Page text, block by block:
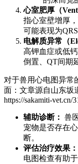
心室肥厚（
指心室壁增厚
可能表现为
电解质异常（
高钾血症或低
倒置、QT间期
对于兽用心电图异常
面： 文章源自山东坂
https://sakamiti-vet.cn/
辅助诊断： 兽
宠物是否存在
断。
评估治疗效果：
电图检查有助